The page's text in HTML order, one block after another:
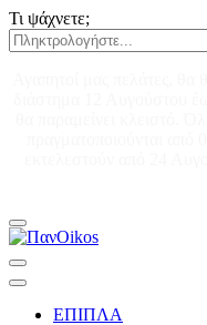
Τι ψάχνετε;
ΕΠΙΠΛΑ